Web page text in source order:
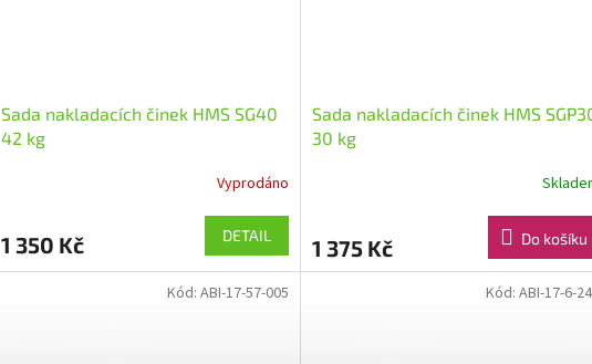
Sada nakladacích činek HMS SG40
42 kg
Vyprodáno
1 350 Kč DETAIL
Sada nakladacích činek HMS
30 kg
1 375 Kč Do košíku
Kód: ABI-17-57-005 Kód: ABI-17-6-